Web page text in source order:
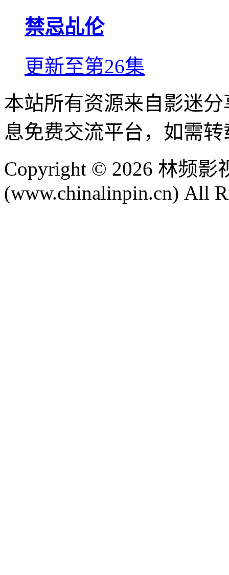
禁忌乩伦
更新至第26集
本站所有资源来自影迷
息免费交流平台，如需
Copyright © 2026 林频影
(www.chinalinpin.cn) All